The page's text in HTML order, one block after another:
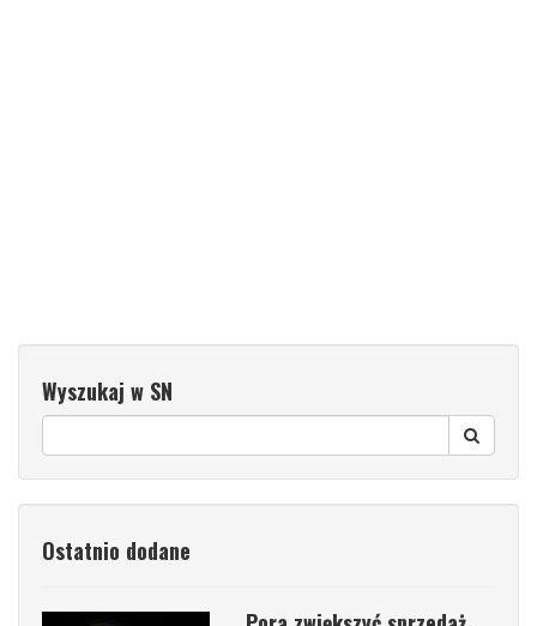
Wyszukaj w SN
Ostatnio dodane